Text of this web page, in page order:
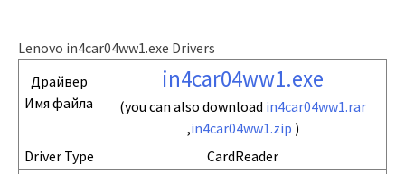
Lenovo in4car04ww1.exe Drivers
Драйвер
Имя файла
in4car04ww1.exe
(you can also download in4car04ww1.rar
,in4car04ww1.zip )
Driver Type
CardReader